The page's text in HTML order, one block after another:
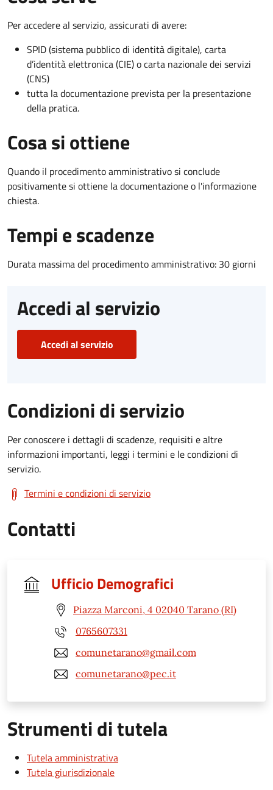
Per accedere al servizio, assicurati di avere:
SPID (sistema pubblico di identità digitale), carta
d’identità elettronica (CIE) o carta nazionale dei servizi
(CNS)
tutta la documentazione prevista per la presentazione
della pratica.
Cosa si ottiene
Quando il procedimento amministrativo si conclude
positivamente si ottiene la documentazione o l'informazione
chiesta.
Tempi e scadenze
Durata massima del procedimento amministrativo: 30 giorni
Accedi al servizio
Accedi al servizio
Condizioni di servizio
Per conoscere i dettagli di scadenze, requisiti e altre
informazioni importanti, leggi i termini e le condizioni di
servizio.
Termini e condizioni di servizio
Contatti
Ufficio Demografici
Piazza Marconi, 4 02040 Tarano (RI)
0765607331
comunetarano@gmail.com
comunetarano@pec.it
Strumenti di tutela
Tutela amministrativa
Tutela giurisdizionale